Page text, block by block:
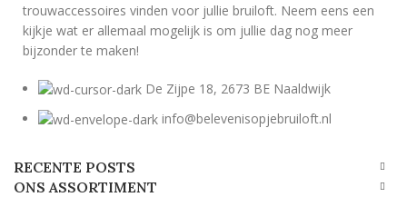
trouwaccessoires vinden voor jullie bruiloft. Neem eens een
kijkje wat er allemaal mogelijk is om jullie dag nog meer
bijzonder te maken!
De Zijpe 18, 2673 BE Naaldwijk
info@belevenisopjebruiloft.nl
RECENTE POSTS
ONS ASSORTIMENT